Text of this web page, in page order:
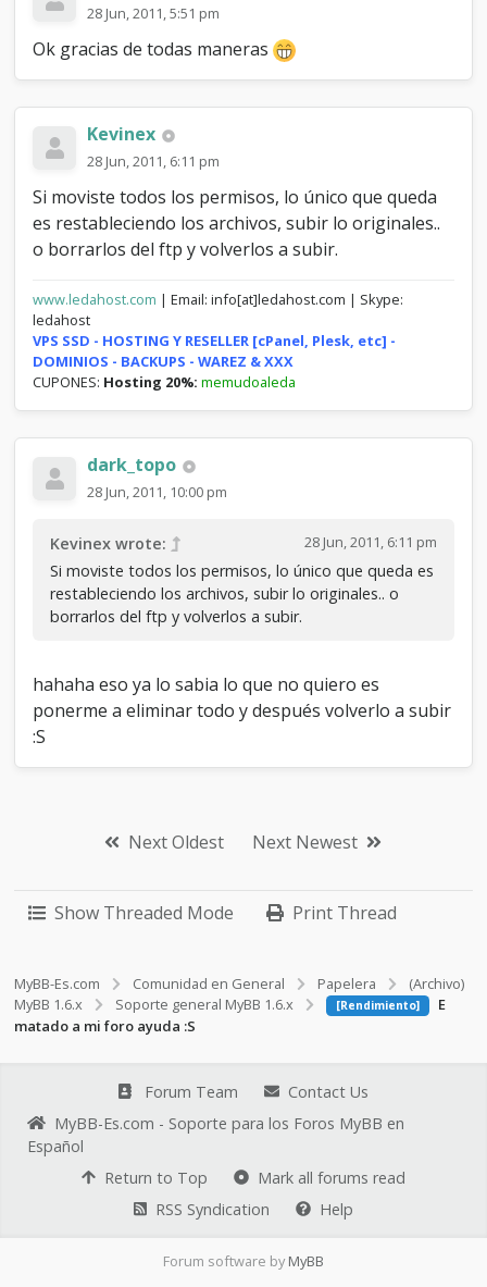
28 Jun, 2011, 5:51 pm
Ok gracias de todas maneras
Kevinex
28 Jun, 2011, 6:11 pm
Si moviste todos los permisos, lo único que queda
es restableciendo los archivos, subir lo originales..
o borrarlos del ftp y volverlos a subir.
www.ledahost.com | Email: info[at]ledahost.com | Skype:
ledahost
VPS SSD - HOSTING Y RESELLER [cPanel, Plesk, etc] -
DOMINIOS - BACKUPS - WAREZ & XXX
CUPONES: Hosting 20%: memudoaleda
dark_topo
28 Jun, 2011, 10:00 pm
28 Jun, 2011, 6:11 pm
Kevinex wrote:
Si moviste todos los permisos, lo único que queda es
restableciendo los archivos, subir lo originales.. o
borrarlos del ftp y volverlos a subir.
hahaha eso ya lo sabia lo que no quiero es
ponerme a eliminar todo y después volverlo a subir
:S
Next Oldest Next Newest
Show Threaded Mode Print Thread
MyBB-Es.com Comunidad en General Papelera
(Archivo)
MyBB 1.6.x
Soporte general MyBB 1.6.x [Rendimiento]
E
matado a mi foro ayuda :S
Forum Team
Contact Us
MyBB-Es.com - Soporte para los Foros MyBB en
Español
Return to Top
Mark all forums read
RSS Syndication
Help
Forum software by MyBB